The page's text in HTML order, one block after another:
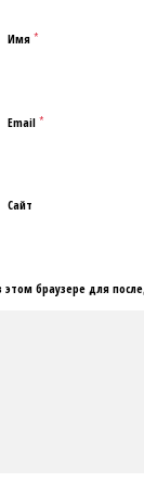
Имя *
Email *
Сайт
браузере для